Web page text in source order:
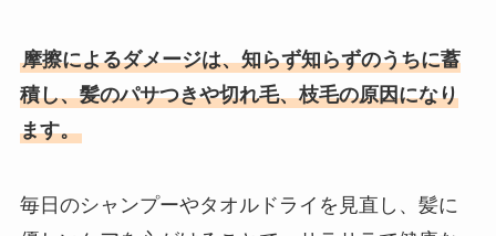
摩擦によるダメージは、知らず知らずのうちに蓄
積し、髪のパサつきや切れ毛、枝毛の原因になり
ます。
毎日のシャンプーやタオルドライを見直し、髪に